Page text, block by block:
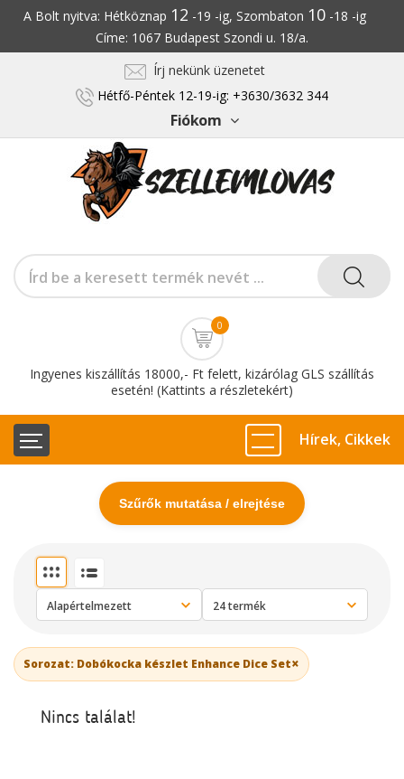
A Bolt nyitva: Hétköznap 12 -19 -ig, Szombaton 10 -18 -ig
Címe: 1067 Budapest Szondi u. 18/a.
Írj nekünk üzenetet
Hétfő-Péntek 12-19-ig: +3630/3632 344
Fiókom
0
Ingyenes kiszállítás 18000,- Ft felett, kizárólag GLS szállítás
esetén! (Kattints a részletekért)
Hírek, Cikkek
Szűrők mutatása / elrejtése
Sorozat: Dobókocka készlet Enhance Dice Set×
Nincs találat!